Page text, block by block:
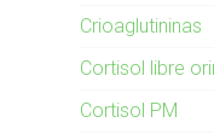
Crioaglutininas
Cortisol libre
Cortisol PM